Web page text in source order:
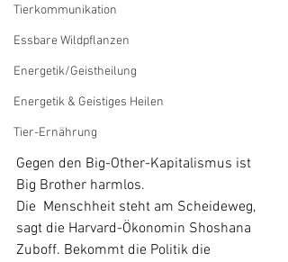
Tierkommunikation
Essbare Wildpflanzen
Energetik/Geistheilung
Energetik & Geistiges Heilen
Tier-Ernährung
Gegen den Big-Other-Kapitalismus ist
Big Brother harmlos.
Die  Menschheit steht am Scheideweg,
sagt die Harvard-Ökonomin Shoshana
Zuboff. Bekommt die Politik die